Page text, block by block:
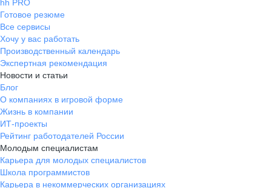
hh PRO
Готовое резюме
Все сервисы
Хочу у вас работать
Производственный календарь
Экспертная рекомендация
Новости и статьи
Блог
О компаниях в игровой форме
Жизнь в компании
ИТ-проекты
Рейтинг работодателей России
Молодым специалистам
Карьера для молодых специалистов
Школа программистов
Карьера в некоммерческих организациях